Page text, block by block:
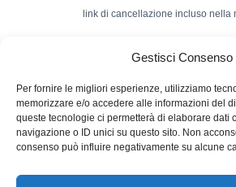
Gestisci Consenso
Per fornire le migliori esperienze, utilizziamo
memorizzare e/o accedere alle informazioni del
queste tecnologie ci permetterà di elaborare dati
navigazione o ID unici su questo sito. Non
consenso può influire negativamente su alcune
link di cancellazione incluso nella
Nome e Cognome